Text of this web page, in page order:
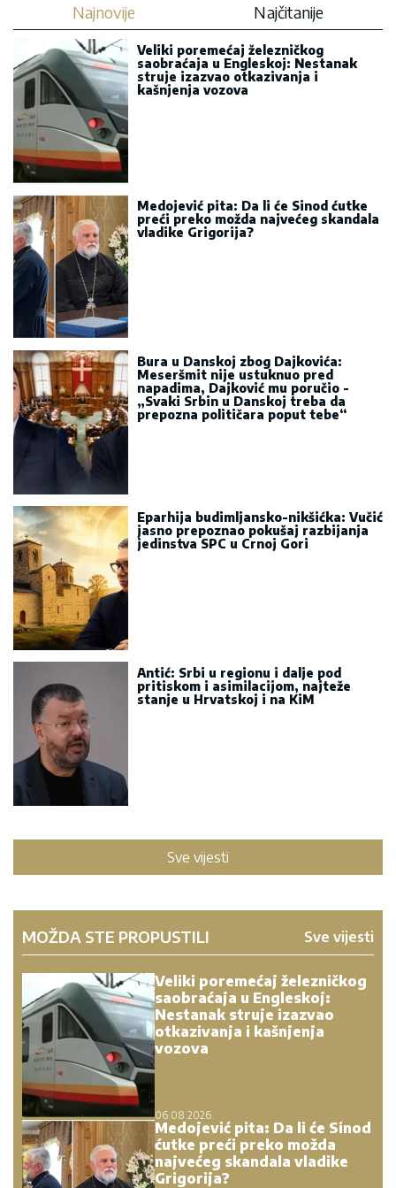
Najnovije Najčitanije
Veliki poremećaj železničkog
saobraćaja u Engleskoj: Nestanak
struje izazvao otkazivanja i
kašnjenja vozova
Medojević pita: Da li će Sinod ćutke
preći preko možda najvećeg skandala
vladike Grigorija?
Bura u Danskoj zbog Dajkovića:
Meseršmit nije ustuknuo pred
napadima, Dajković mu poručio -
„Svaki Srbin u Danskoj treba da
prepozna političara poput tebe“
Eparhija budimljansko-nikšićka: Vučić
jasno prepoznao pokušaj razbijanja
jedinstva SPC u Crnoj Gori
Antić: Srbi u regionu i dalje pod
pritiskom i asimilacijom, najteže
stanje u Hrvatskoj i na KiM
Sve vijesti
MOŽDA STE PROPUSTILI Sve vijesti
Veliki poremećaj železničkog
saobraćaja u Engleskoj:
Nestanak struje izazvao
otkazivanja i kašnjenja
vozova
06.08.2026.
Medojević pita: Da li će Sinod
ćutke preći preko možda
najvećeg skandala vladike
Grigorija?